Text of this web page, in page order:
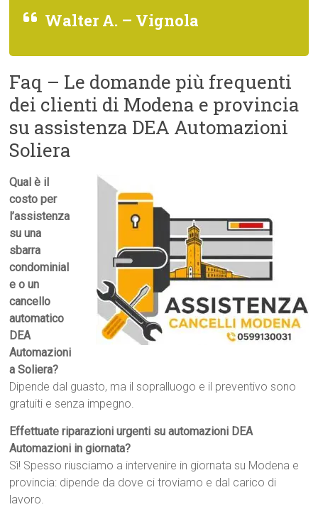
Walter A. – Vignola
Faq – Le domande più frequenti
dei clienti di Modena e provincia
su assistenza DEA Automazioni
Soliera
Qual è il
costo per
l’assistenza
su una
sbarra
condominial
e o un
cancello
automatico
DEA
Automazioni
a Soliera?
Dipende dal guasto, ma il sopralluogo e il preventivo sono
gratuiti e senza impegno.
Effettuate riparazioni urgenti su automazioni DEA
Automazioni in giornata?
Sì! Spesso riusciamo a intervenire in giornata su Modena e
provincia: dipende da dove ci troviamo e dal carico di
lavoro.